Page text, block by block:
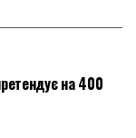
на 400